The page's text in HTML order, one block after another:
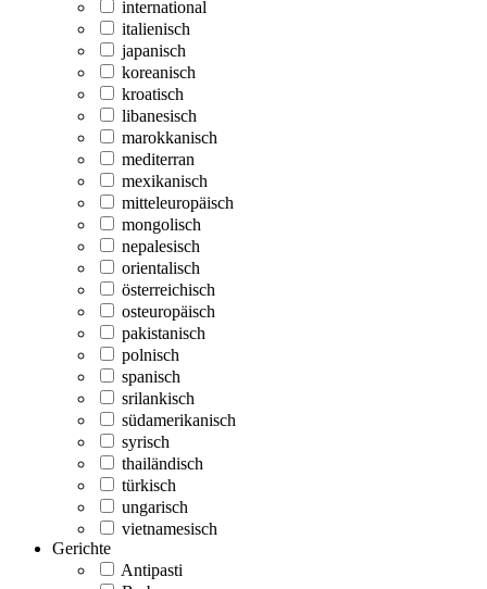
international
italienisch
japanisch
koreanisch
kroatisch
libanesisch
marokkanisch
mediterran
mexikanisch
mitteleuropäisch
mongolisch
nepalesisch
orientalisch
österreichisch
osteuropäisch
pakistanisch
polnisch
spanisch
srilankisch
südamerikanisch
syrisch
thailändisch
türkisch
ungarisch
vietnamesisch
Gerichte
Antipasti